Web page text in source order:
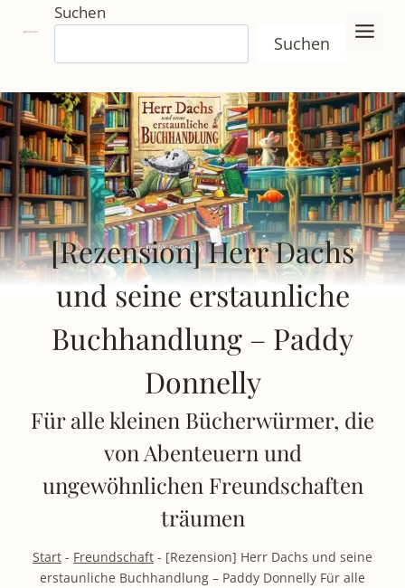
Inhalt
springen
Suchen
Suchen
[Rezension] Herr Dachs
und seine erstaunliche
Buchhandlung – Paddy
Donnelly
Für alle kleinen Bücherwürmer, die
von Abenteuern und
ungewöhnlichen Freundschaften
träumen
Start - Freundschaft - [Rezension] Herr Dachs und seine
erstaunliche Buchhandlung – Paddy Donnelly Für alle